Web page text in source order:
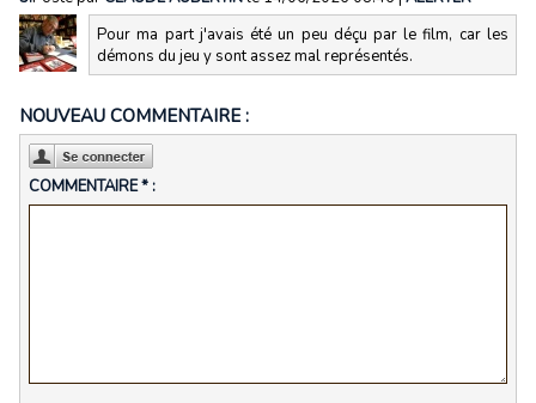
Pour ma part j'avais été un peu déçu par le film, car les
démons du jeu y sont assez mal représentés.
NOUVEAU COMMENTAIRE :
COMMENTAIRE * :